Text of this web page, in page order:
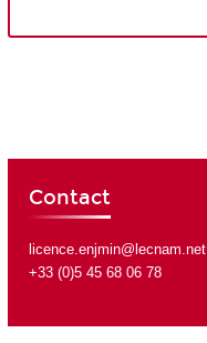
Contact
licence.enjmin@lecnam.net
+33 (0)5 45 68 06 78